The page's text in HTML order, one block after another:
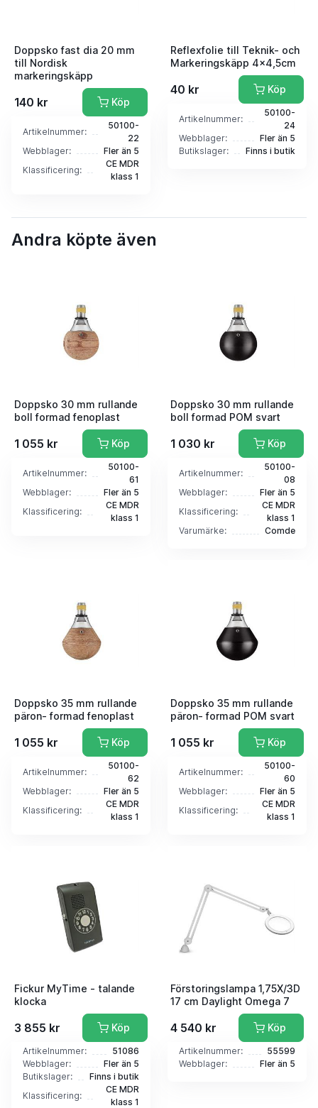
Doppsko fast dia 20 mm
till Nordisk
markeringskäpp
140 kr Köp
Artikelnummer:
50100-
22
Webblager:
Fler än 5
Klassificering:
CE MDR
klass 1
Reflexfolie till Teknik- och
Markeringskäpp 4x4,5cm
40 kr Köp
Artikelnummer:
50100-
24
Webblager:
Fler än 5
Butikslager:
Finns i butik
Andra köpte även
Doppsko 30 mm rullande
boll formad fenoplast
1 055 kr Köp
Artikelnummer:
50100-
61
Webblager:
Fler än 5
Klassificering:
CE MDR
klass 1
Doppsko 30 mm rullande
boll formad POM svart
1 030 kr Köp
Artikelnummer:
50100-
08
Webblager:
Fler än 5
Klassificering:
CE MDR
klass 1
Varumärke:
Comde
Doppsko 35 mm rullande
päron- formad fenoplast
1 055 kr Köp
Artikelnummer:
50100-
62
Webblager:
Fler än 5
Klassificering:
CE MDR
klass 1
Doppsko 35 mm rullande
päron- formad POM svart
1 055 kr Köp
Artikelnummer:
50100-
60
Webblager:
Fler än 5
Klassificering:
CE MDR
klass 1
Fickur MyTime - talande
klocka
3 855 kr Köp
Artikelnummer:
51086
Webblager:
Fler än 5
Butikslager:
Finns i butik
Klassificering:
CE MDR
klass 1
Förstoringslampa 1,75X/3D
17 cm Daylight Omega 7
4 540 kr Köp
Artikelnummer:
55599
Webblager:
Fler än 5